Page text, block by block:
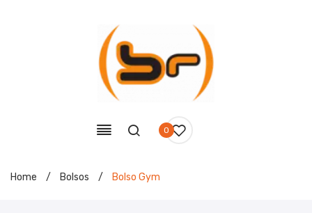
0
Home / Bolsos / Bolso Gym